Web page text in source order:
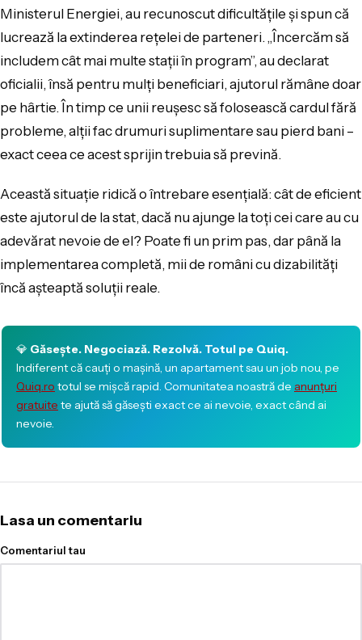
Ministerul Energiei, au recunoscut dificultățile și spun că
lucrează la extinderea rețelei de parteneri. „Încercăm să
includem cât mai multe stații în program”, au declarat
oficialii, însă pentru mulți beneficiari, ajutorul rămâne doar
pe hârtie. În timp ce unii reușesc să folosească cardul fără
probleme, alții fac drumuri suplimentare sau pierd bani –
exact ceea ce acest sprijin trebuia să prevină.
Această situație ridică o întrebare esențială: cât de eficient
este ajutorul de la stat, dacă nu ajunge la toți cei care au cu
adevărat nevoie de el? Poate fi un prim pas, dar până la
implementarea completă, mii de români cu dizabilități
încă așteaptă soluții reale.
💎 Găsește. Negociază. Rezolvă. Totul pe Quiq.
Indiferent că cauți o mașină, un apartament sau un job nou, pe
Quiq.ro totul se mișcă rapid. Comunitatea noastră de anunțuri
gratuite te ajută să găsești exact ce ai nevoie, exact când ai
nevoie.
Lasa un comentariu
Comentariul tau